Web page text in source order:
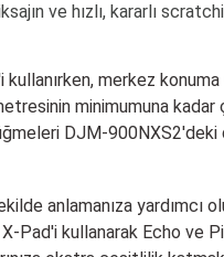
ve hızlı, kararlı
merkez
minimumuna
DJM-900NXS2'deki
anlamanıza
Pad'i kullanarak Echo